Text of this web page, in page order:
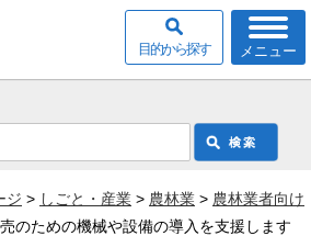
メニュー
目的から探す
ジ > しごと・産業 > 農林業 > 農林業者向け
のための機械や設備の導入を支援します